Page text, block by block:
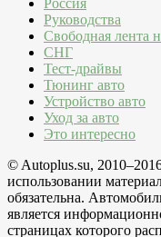
Руководства
Свободная лента
СНГ
Тест-драйвы
Тюнинг авто
Устройство авто
Уход за авто
Это интересно
© Autoplus.su,
использовании
обязательна.
является
страницах которого